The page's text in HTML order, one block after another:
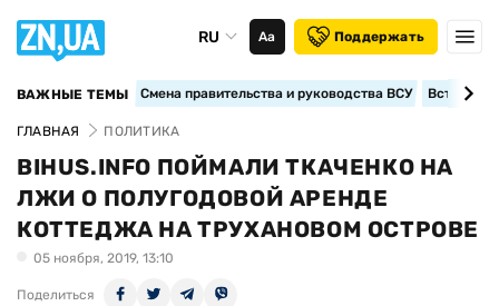
RU Аа Поддержать
ВАЖНЫЕ ТЕМЫ Смена правительства и руководства ВСУ
ГЛАВНАЯ ПОЛИТИКА
BIHUS.INFO ПОЙМАЛИ ТКАЧЕНКО НА
ЛЖИ О ПОЛУГОДОВОЙ АРЕНДЕ
КОТТЕДЖА НА ТРУХАНОВОМ ОСТРОВЕ
05 ноября, 2019, 13:10
Поделиться